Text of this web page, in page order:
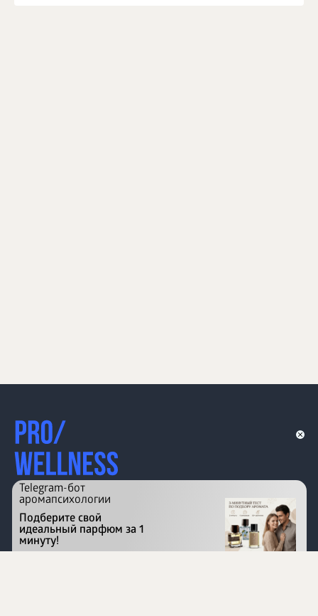
Перейти на сайт
Telegram-бот
аромапсихологии
Подберите свой
идеальный парфюм за 1
минуту!